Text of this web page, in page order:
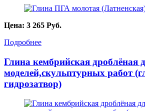
Цена: 3 265 Руб.
Подробнее
Глина кембрийская дроблёная
моделей,скульптурных работ
гидрозатвор)